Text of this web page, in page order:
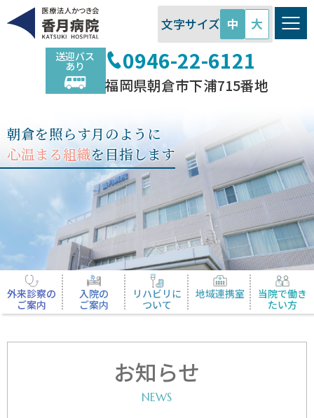
香月病院 | 福岡県朝倉市 | 消
化器内科 | リハビリ
送迎バス
あり 0946-22-6121
福岡県朝倉市下浦715番地
文字サイズ 中 大
朝倉を照らす月のように
心温まる組織を目指します
外来診察の
ご案内
入院の
ご案内
リハビリに
ついて
地域連携室
当院で働き
たい方
お知らせ